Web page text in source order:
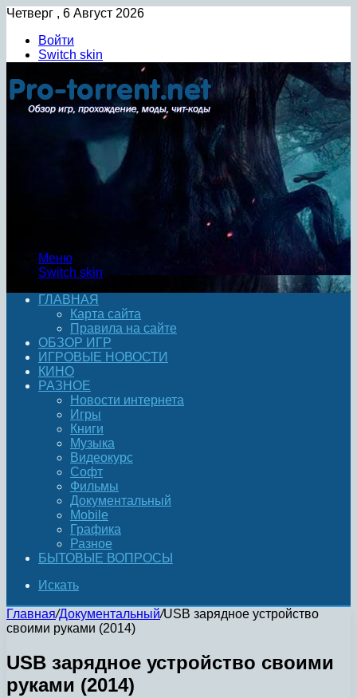
Четверг , 6 Август 2026
Войти
Switch skin
Меню
Switch skin
ГЛАВНАЯ
Карта сайта
Правила на сайте
ОБЗОР ИГР
ИГРОВЫЕ НОВОСТИ
КИНО
РАЗНОЕ
Новости интернета
Игры
Книги
Музыка
Видеокурс
Софт
Фильмы
Документальный
Mobile
Графика
Разное
БЫТОВЫЕ ВОПРОСЫ
Искать
Главная/Документальный/USB зарядное устройство
своими руками (2014)
USB зарядное устройство своими
руками (2014)